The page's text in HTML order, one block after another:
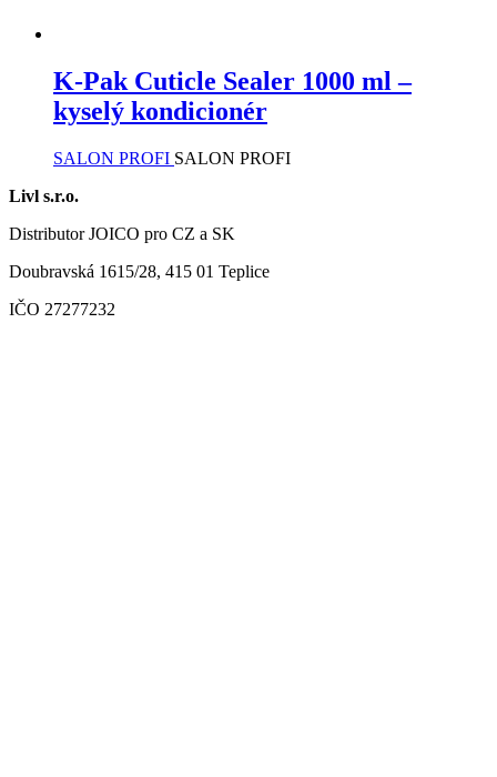
K-Pak Cuticle Sealer 1000 ml –
kyselý kondicionér
SALON PROFI SALON PROFI
Livl s.r.o.
Distributor JOICO pro CZ a SK
Doubravská 1615/28, 415 01 Teplice
IČO 27277232